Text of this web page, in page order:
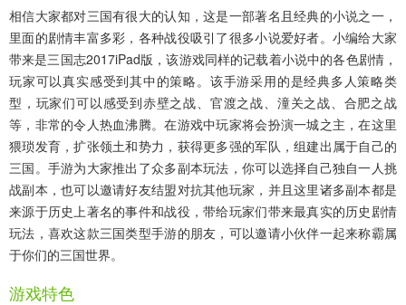
相信大家都对三国有很大的认知，这是一部著名且经典的小说之一，
里面的剧情丰富多彩，各种战役吸引了很多小说爱好者。小编给大家
带来是三国志2017iPad版 ，该游戏同样的记载着小说中的各色剧情，
玩家可以真实感受到其中的策略。该手游采用的是经典多人策略类
型，玩家们可以感受到赤壁之战、官渡之战、潼关之战、合肥之战
等，非常的令人热血沸腾。在游戏中玩家将会扮演一城之主，在这里
猥琐发育，扩张领土和势力，获得更多强的军队，组建出属于自己的
三国。手游为大家推出了众多副本玩法，你可以选择自己独自一人挑
战副本，也可以邀请好友结盟对抗其他玩家，并且这里诸多副本都是
来源于历史上著名的事件和战役，带给玩家们带来最真实的历史剧情
玩法，喜欢这款三国类型手游的朋友，可以邀请小伙伴一起来称霸属
于你们的三国世界。
游戏特色